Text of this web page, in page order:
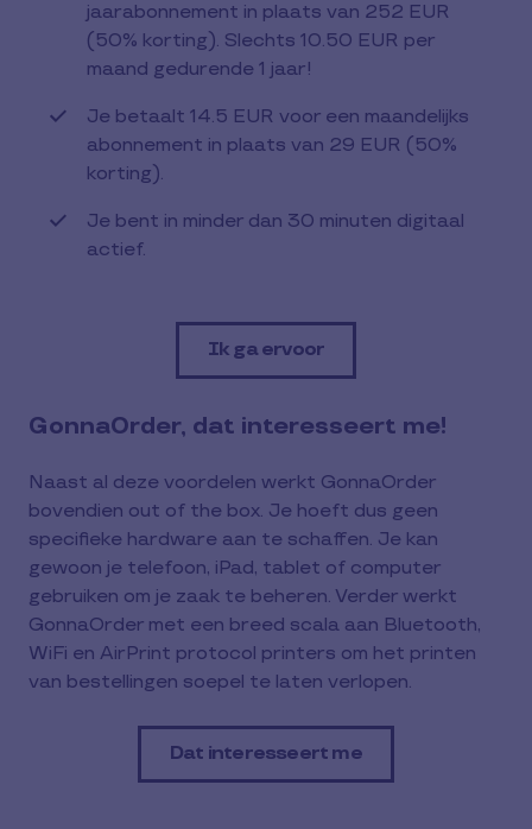
jaarabonnement in plaats van 252 EUR
(50% korting). Slechts 10.50 EUR per
maand gedurende 1 jaar!
Je betaalt 14.5 EUR voor een maandelijks
abonnement in plaats van 29 EUR (50%
korting).
Je bent in minder dan 30 minuten digitaal
actief.
Ik ga ervoor
GonnaOrder, dat interesseert me!
Naast al deze voordelen werkt GonnaOrder
bovendien out of the box. Je hoeft dus geen
specifieke hardware aan te schaffen. Je kan
gewoon je telefoon, iPad, tablet of computer
gebruiken om je zaak te beheren. Verder werkt
GonnaOrder met een breed scala aan Bluetooth,
WiFi en AirPrint protocol printers om het printen
van bestellingen soepel te laten verlopen.
Dat interesseert me